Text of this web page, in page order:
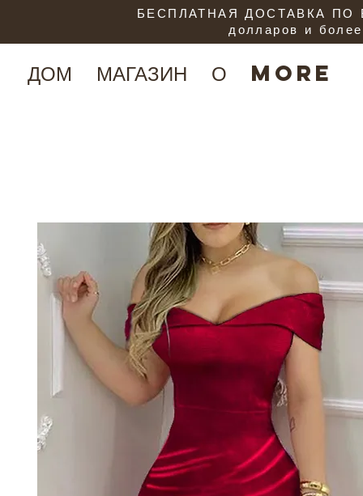
ДОМ МАГАЗИН О More
БЕСПЛАТНАЯ ДОСТАВКА ПО
долларов и